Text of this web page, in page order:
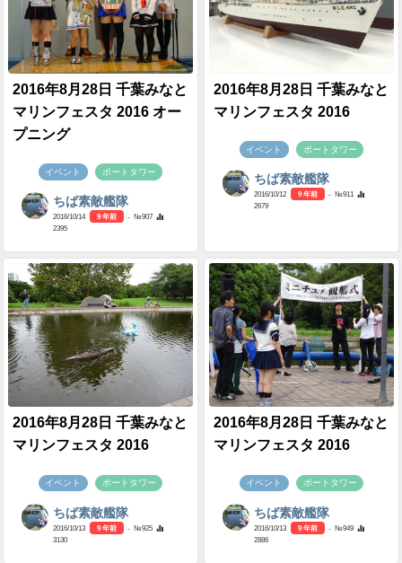
2016年8月28日 千葉みなと
マリンフェスタ 2016 オー
プニング
イベント ポートタワー
ちば素敵艦隊
2016/10/14 9 年前
- №907
2395
2016年8月28日 千葉みなと
マリンフェスタ 2016
イベント ポートタワー
ちば素敵艦隊
2016/10/12 9 年前
- №911
2679
2016年8月28日 千葉みなと
マリンフェスタ 2016
イベント ポートタワー
ちば素敵艦隊
2016/10/13 9 年前
- №925
3130
2016年8月28日 千葉みなと
マリンフェスタ 2016
イベント ポートタワー
ちば素敵艦隊
2016/10/13 9 年前
- №949
2886